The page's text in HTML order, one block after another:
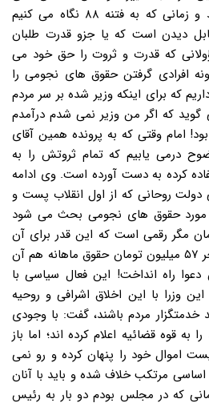
انقلاب را نیز عوض می کنند و زمانی که به فتنه ۸۸ نگاه می کنیم
دیدن است که یا جزو قدرت طلبان
که قدرت و ثروت را حق خود می
افرادی گرفتن حقوق های نجومی را
که برای اینکه وزیر شده بر سر مردم
که اگر من وزیر نمی شدم درآمدم
امام وقتی که به پرونده همین آقای
درمی یابیم که تمام ثروتش را به
کرده به دست آورده است. وی ادامه
دولت روحانی که از اول انقلاب پست و
حقوق های نجومی بحث می شود
مگر رقمی است که این قدر برای آن
سر و صدا راه می اندازید! آخر ۵۷ میلیون تومان حقوق ماهانه هم آن
راه انداخت! این فعال سیاسی با
وزرا با این اخلاق اشرافی و روحیه
خدمتگزار مردم باشند، گفت: با وجودی
قوه قضائیه اعلام کرده اند؛ اما باز
اموال خود را پنهان کرده و رو نمی
اصل ۱۴۲ قانون اساسی مرتکب خلاف شده و باید با آنان
که در مجلس بودم دو بار به رئیس